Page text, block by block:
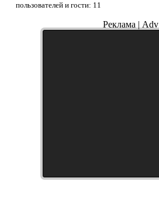
пользователей и гости: 11
Реклама | Adv